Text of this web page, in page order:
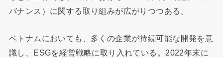
バナンス）に関する取り組みが広がりつつある。
ベトナムにおいても、多くの企業が持続可能な開発を意
識し、ESGを経営戦略に取り入れている。2022年末に